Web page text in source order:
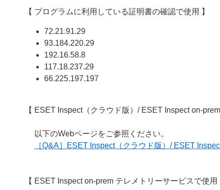
【 プログラムに利用している証明書の確認で使用 】
72.21.91.29
93.184.220.29
192.16.58.8
117.18.237.29
66.225.197.197
【 ESET Inspect（クラウド版）/ ESET Inspect on-
以下のWebページをご参照ください。
［Q&A］ESET Inspect（クラウド版）/ ESET
【 ESET Inspect on-prem テレメトリーサービスで使用